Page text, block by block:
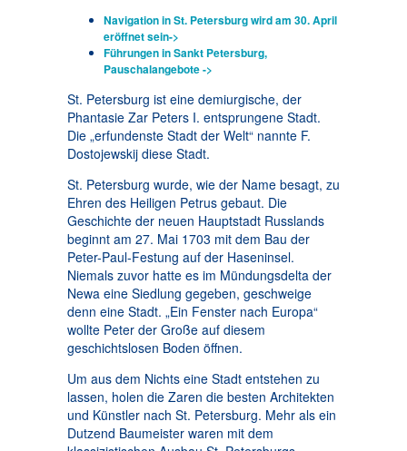
Navigation in St. Petersburg wird am 30. April
eröffnet sein->
Führungen in Sankt Petersburg,
Pauschalangebote ->
St. Petersburg ist eine demiurgische, der
Phantasie Zar Peters I. entsprungene Stadt.
Die „erfundenste Stadt der Welt“ nannte F.
Dostojewskij diese Stadt.
St. Petersburg wurde, wie der Name besagt, zu
Ehren des Heiligen Petrus gebaut. Die
Geschichte der neuen Hauptstadt Russlands
beginnt am 27. Mai 1703 mit dem Bau der
Peter-Paul-Festung auf der Haseninsel.
Niemals zuvor hatte es im Mündungsdelta der
Newa eine Siedlung gegeben, geschweige
denn eine Stadt. „Ein Fenster nach Europa“
wollte Peter der Große auf diesem
geschichtslosen Boden öffnen.
Um aus dem Nichts eine Stadt entstehen zu
lassen, holen die Zaren die besten Architekten
und Künstler nach St. Petersburg. Mehr als ein
Dutzend Baumeister waren mit dem